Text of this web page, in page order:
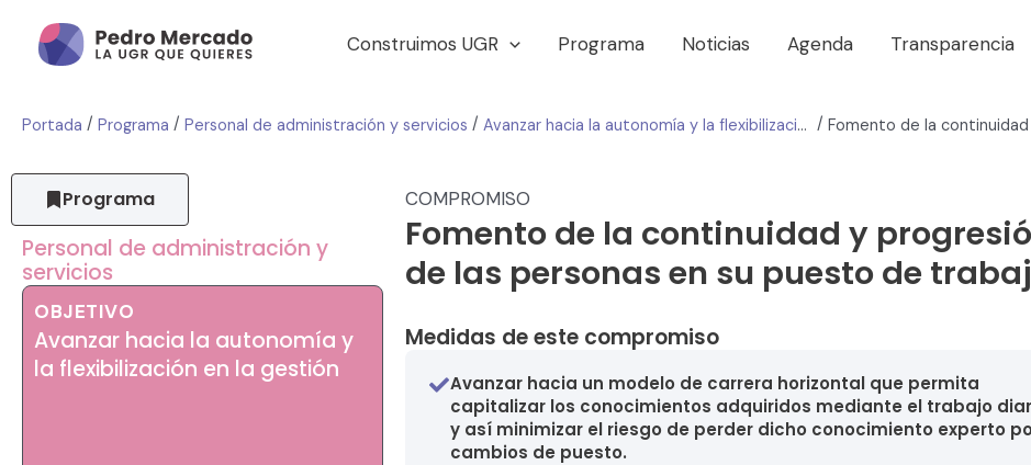
Construimos UGR Programa Noticias Agenda Transparencia
Portada / Programa / Personal de administración y servicios / Avanzar hacia la autonomía y la flexibilización en la gestión /
Programa
Personal de administración y
servicios
OBJETIVO
Avanzar hacia la autonomía y
la flexibilización en la gestión
COMPROMISO
Fomento de la continuidad y
de las personas en su puesto de
Medidas de este compromiso
Avanzar hacia un modelo de carrera horizontal que permita
capitalizar los conocimientos adquiridos mediante el trabajo
y así minimizar el riesgo de perder dicho conocimiento experto
cambios de puesto.